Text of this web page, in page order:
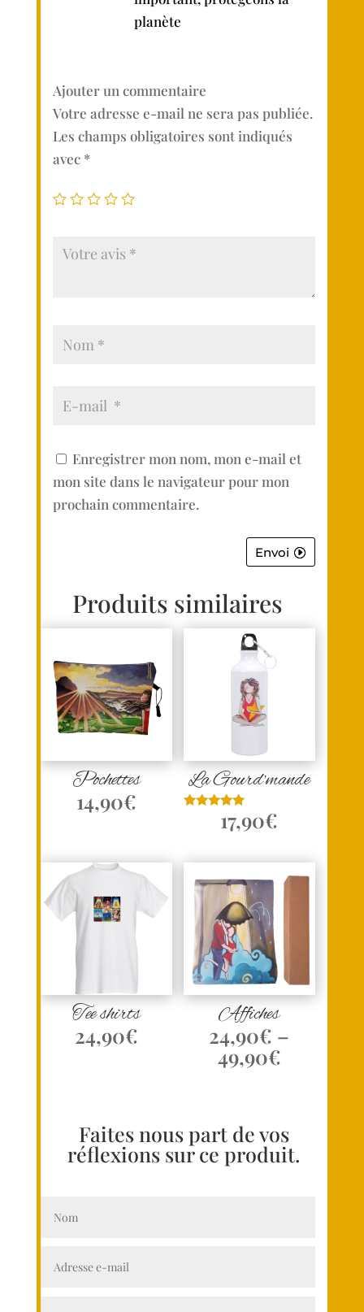
planète
Ajouter un commentaire
Votre adresse e-mail ne sera pas publiée.
Les champs obligatoires sont indiqués
avec *
Enregistrer mon nom, mon e-mail et
mon site dans le navigateur pour mon
prochain commentaire.
Envoi
Produits similaires
Pochettes
14,90€
La Gourd’mande
17,90€
Tee shirts
24,90€
Affiches
24,90€ –
49,90€
Faites nous part de vos
réflexions sur ce produit.